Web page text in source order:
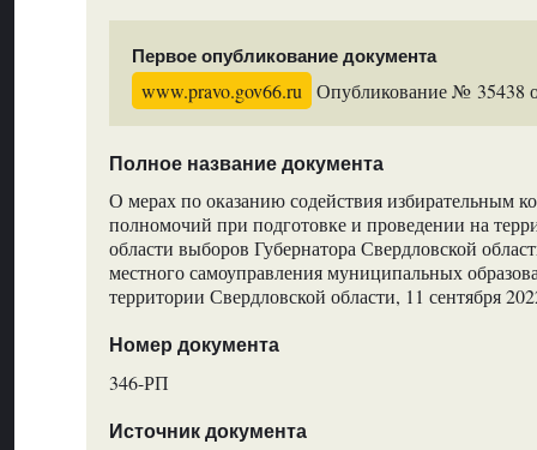
Первое опубликование документа
www.pravo.gov66.ru Опубликование № 35438
Полное название документа
О мерах по оказанию содействия избирательным
полномочий при подготовке и проведении на
области выборов Губернатора Свердловской
местного самоуправления муниципальных
территории Свердловской области, 11 сентября
Номер документа
346-РП
Источник документа